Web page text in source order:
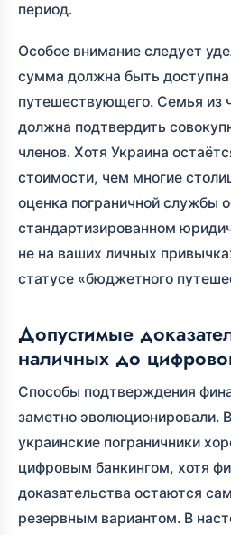
период.
Особое внимание следует
сумма должна быть
путешествующего. Семья из
должна подтвердить
членов. Хотя Украина
стоимости, чем многие
оценка пограничной службы
стандартизированном
не на ваших личных
статусе «бюджетного
Допустимые
наличных до
Способы подтверждения
заметно эволюционировали.
украинские пограничники
цифровым банкингом, хотя
доказательства остаются
резервным вариантом. В